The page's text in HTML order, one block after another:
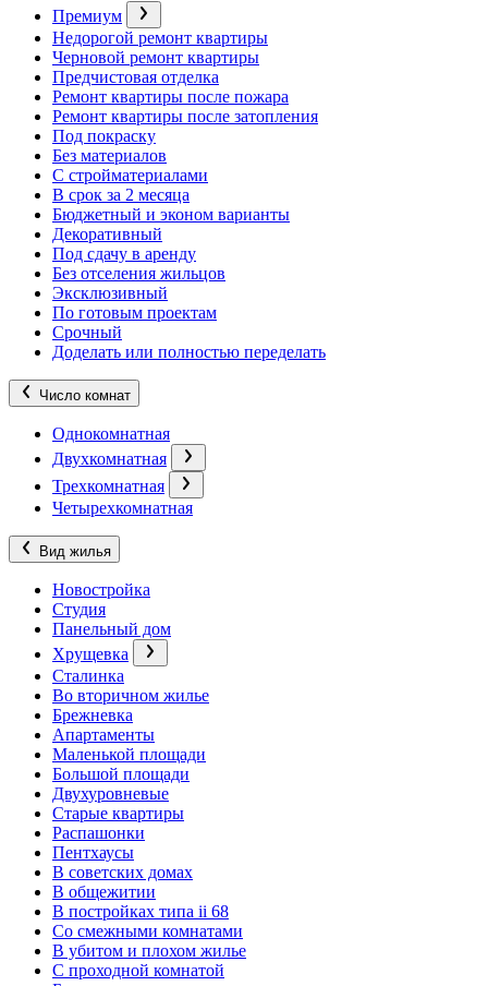
Премиум
Недорогой ремонт квартиры
Черновой ремонт квартиры
Предчистовая отделка
Ремонт квартиры после пожара
Ремонт квартиры после затопления
Под покраску
Без материалов
С стройматериалами
В срок за 2 месяца
Бюджетный и эконом варианты
Декоративный
Под сдачу в аренду
Без отселения жильцов
Эксклюзивный
По готовым проектам
Срочный
Доделать или полностью переделать
Число комнат
Однокомнатная
Двухкомнатная
Трехкомнатная
Четырехкомнатная
Вид жилья
Новостройка
Студия
Панельный дом
Хрущевка
Сталинка
Во вторичном жилье
Брежневка
Апартаменты
Маленькой площади
Большой площади
Двухуровневые
Старые квартиры
Распашонки
Пентхаусы
В советских домах
В общежитии
В постройках типа ii 68
Со смежными комнатами
В убитом и плохом жилье
С проходной комнатой